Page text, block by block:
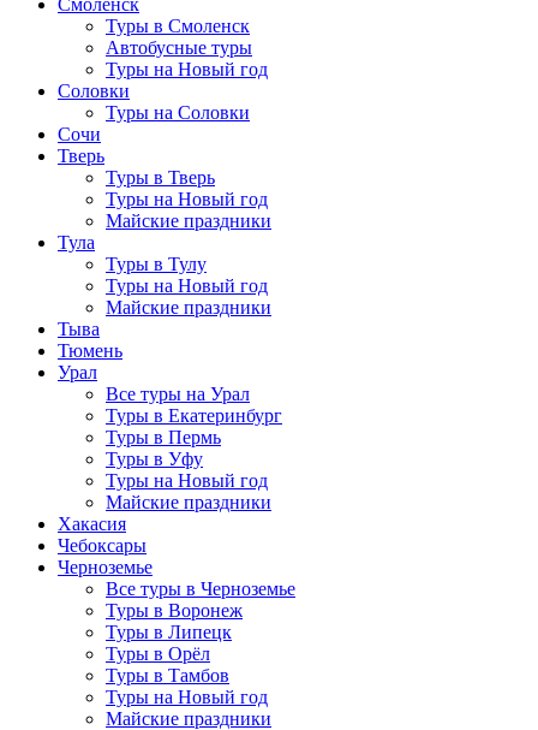
Туры в Смоленск
Автобусные туры
Туры на Новый год
Соловки
Туры на Соловки
Сочи
Тверь
Туры в Тверь
Туры на Новый год
Майские праздники
Тула
Туры в Тулу
Туры на Новый год
Майские праздники
Тыва
Тюмень
Урал
Все туры на Урал
Туры в Екатеринбург
Туры в Пермь
Туры в Уфу
Туры на Новый год
Майские праздники
Хакасия
Чебоксары
Черноземье
Все туры в Черноземье
Туры в Воронеж
Туры в Липецк
Туры в Орёл
Туры в Тамбов
Туры на Новый год
Майские праздники